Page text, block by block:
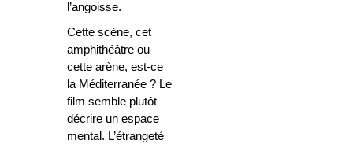
l’angoisse.
Cette scène, cet
amphithéâtre ou
cette arène, est-ce
la Méditerranée ? Le
film semble plutôt
décrire un espace
mental. L’étrangeté